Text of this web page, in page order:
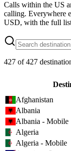
Calls within the US
calling. Everywhere
USD, with the full
427 of427
Afghanistan
Albania
Albania - Mobile
Algeria
Algeria - Mobile